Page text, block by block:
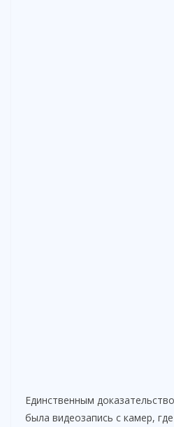
Единственным
была видеозапись с камер,